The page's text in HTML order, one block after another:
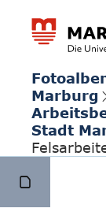
Marburg
Stadt